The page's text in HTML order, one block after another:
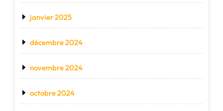
janvier 2025
décembre 2024
novembre 2024
octobre 2024